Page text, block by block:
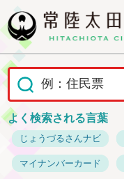
よく検索される言葉
じょうづるさんナビ
マイナンバーカード